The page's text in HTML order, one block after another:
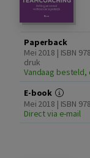
Paperback
Mei 2018 | ISBN
druk
Vandaag besteld,
E-book
Mei 2018 | ISBN
Direct via e-mail